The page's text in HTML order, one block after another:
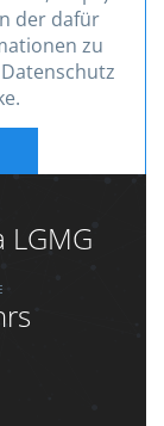
der dafür
zu
LGMG